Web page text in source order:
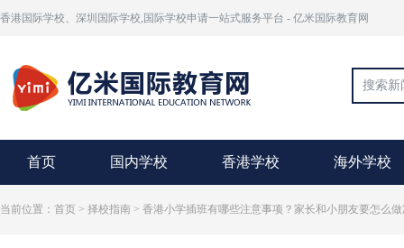
香港国际学校、深圳国际学校,国际学校申请一站式服务平台 - 亿米国际教育网
首页 国内学校 香港学校 海外学校
当前位置：首页 > 择校指南 > 香港小学插班有哪些注意事项？家长和小朋友要怎么